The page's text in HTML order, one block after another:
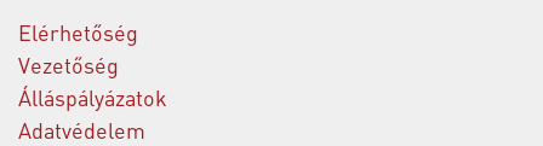
Elérhetőség
Vezetőség
Álláspályázatok
Adatvédelem